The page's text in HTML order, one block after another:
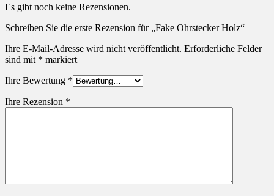
Es gibt noch keine Rezensionen.
Schreiben Sie die erste Rezension für „Fake Ohrstecker Holz“
Ihre E-Mail-Adresse wird nicht veröffentlicht. Erforderliche Felder
sind mit * markiert
Ihre Bewertung *
Ihre Rezension *